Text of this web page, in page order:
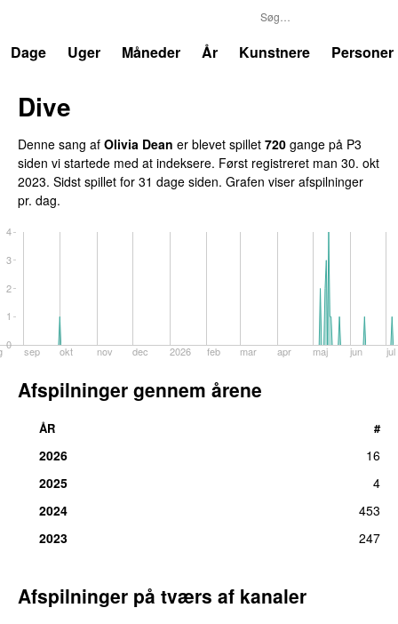
Dage
Uger Måneder År Kunstnere Personer
Dive
Denne sang af Olivia Dean er blevet spillet 720 gange på P3
siden vi startede med at indeksere. Først registreret man 30. okt
2023. Sidst spillet for 31 dage siden. Grafen viser afspilninger
pr. dag.
sep okt nov dec 2026 feb mar apr maj jun jul
0
1
2
3
4
Afspilninger gennem årene
ÅR #
2026
16
2025
4
2024
453
2023
247
Afspilninger på tværs af kanaler